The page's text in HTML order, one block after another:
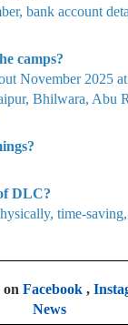
bank account
camps?
November 2025
Bhilwara, Abu
DLC?
time-
Facebook,
News